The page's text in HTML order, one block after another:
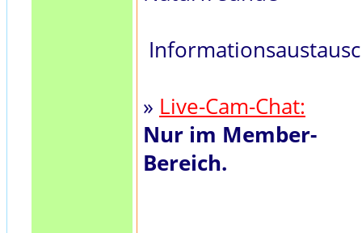
» Live-Cam-Chat:
Nur im Member-
Bereich.